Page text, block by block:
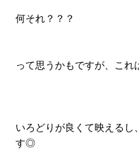
何それ？？？
って思うかもですが、これ
いろどりが良くて映えるし
す◎